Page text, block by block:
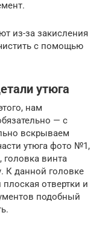
из-за закисления
с помощью
утюга
нам
— с
вскрываем
утюга фото №1,
винта
К данной головке
отвертки и
подобный